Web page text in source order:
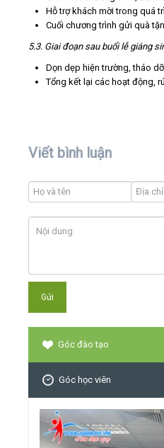
Hỗ trợ khách mời trong quá
Cuối chương trình gửi quà
5.3. Giai đoạn sau buổi lễ giáng
Dọn dẹp hiện trường, tháo
Tổng kết lại các hoạt động,
Viết bình luận
Góc đào tạo
Góc học viên